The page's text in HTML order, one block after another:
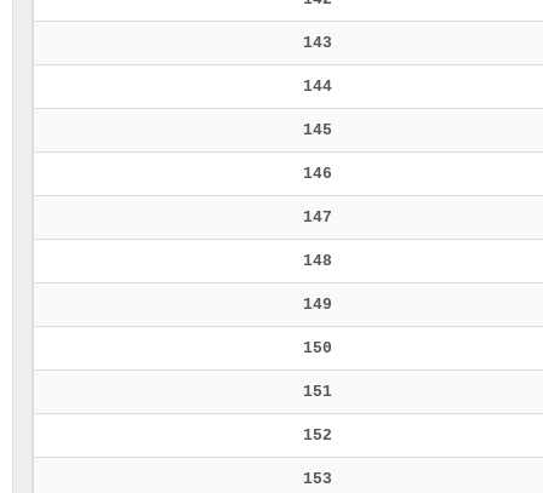
143
144
145
146
147
148
149
150
151
152
153